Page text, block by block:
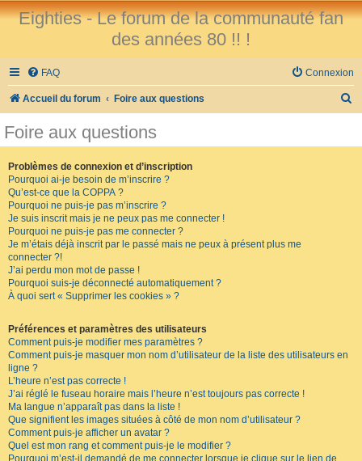
Eighties - Le forum de la communauté fan
des années 80 !! !
FAQ Connexion
Accueil du forum Foire aux questions
Foire aux questions
Problèmes de connexion et d’inscription
Pourquoi ai-je besoin de m’inscrire ?
Qu’est-ce que la COPPA ?
Pourquoi ne puis-je pas m’inscrire ?
Je suis inscrit mais je ne peux pas me connecter !
Pourquoi ne puis-je pas me connecter ?
Je m’étais déjà inscrit par le passé mais ne peux à présent plus me
connecter ?!
J’ai perdu mon mot de passe !
Pourquoi suis-je déconnecté automatiquement ?
À quoi sert « Supprimer les cookies » ?
Préférences et paramètres des utilisateurs
Comment puis-je modifier mes paramètres ?
Comment puis-je masquer mon nom d’utilisateur de la liste des utilisateurs en
ligne ?
L’heure n’est pas correcte !
J’ai réglé le fuseau horaire mais l’heure n’est toujours pas correcte !
Ma langue n’apparaît pas dans la liste !
Que signifient les images situées à côté de mon nom d’utilisateur ?
Comment puis-je afficher un avatar ?
Quel est mon rang et comment puis-je le modifier ?
Pourquoi m’est-il demandé de me connecter lorsque je clique sur le lien de